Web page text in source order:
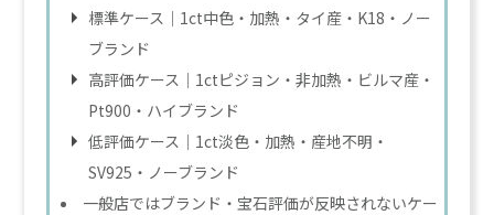
標準ケース｜1ct中色・加熱・タイ産・K18・ノー
ブランド
高評価ケース｜1ctピジョン・非加熱・ビルマ産・
Pt900・ハイブランド
低評価ケース｜1ct淡色・加熱・産地不明・
SV925・ノーブランド
一般店ではブランド・宝石評価が反映されないケー